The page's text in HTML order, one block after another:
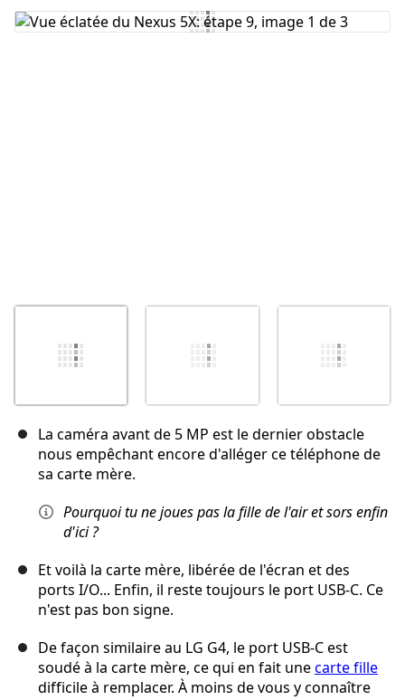
Ajouter un commentaire
La caméra avant de 5 MP est le dernier obstacle
nous empêchant encore d'alléger ce téléphone de
sa carte mère.
Pourquoi tu ne joues pas la fille de l'air et sors enfin
d'ici ?
Et voilà la carte mère, libérée de l'écran et des
ports I/O... Enfin, il reste toujours le port USB-C. Ce
n'est pas bon signe.
De façon similaire au LG G4, le port USB-C est
soudé à la carte mère, ce qui en fait unecarte fille
difficile à remplacer. À moins de vous y connaître